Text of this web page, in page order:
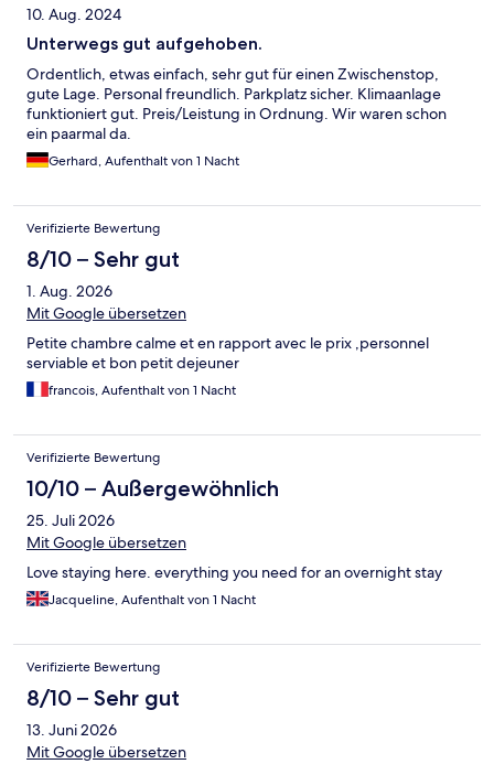
10. Aug. 2024
Unterwegs gut aufgehoben.
Ordentlich, etwas einfach, sehr gut für einen Zwischenstop,
gute Lage. Personal freundlich. Parkplatz sicher. Klimaanlage
funktioniert gut. Preis/Leistung in Ordnung. Wir waren schon
ein paarmal da.
Gerhard, Aufenthalt von 1 Nacht
Verifizierte Bewertung
8/10 – Sehr gut
1. Aug. 2026
Mit Google übersetzen
Petite chambre calme et en rapport avec le prix ,personnel
serviable et bon petit dejeuner
francois, Aufenthalt von 1 Nacht
Verifizierte Bewertung
10/10 – Außergewöhnlich
25. Juli 2026
Mit Google übersetzen
Love staying here. everything you need for an overnight stay
Jacqueline, Aufenthalt von 1 Nacht
Verifizierte Bewertung
8/10 – Sehr gut
13. Juni 2026
Mit Google übersetzen